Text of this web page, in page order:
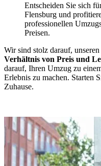
Entscheiden Sie sich
Flensburg und
professionellen
Preisen.
Wir sind stolz darauf,
Verhältnis von Preis und
darauf, Ihren Umzug zu
Erlebnis zu machen. Starten
Zuhause.